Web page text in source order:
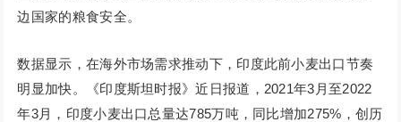
边国家的粮食安全。
数据显示，在海外市场需求推动下，印度此前小麦出口节奏
明显加快。《印度斯坦时报》近日报道，2021年3月至2022
年3月，印度小麦出口总量达785万吨，同比增加275%，创历